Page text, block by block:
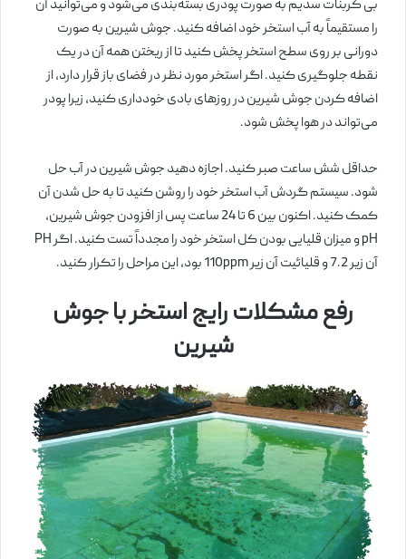
بی کربنات سدیم به صورت پودری بسته‌بندی می‌شود و می‌توانید آن
را مستقیماً به آب استخر خود اضافه کنید. جوش شیرین به صورت
دورانی بر روی سطح استخر پخش کنید تا از ریختن همه آن در یک
نقطه جلوگیری کنید. اگر استخر مورد نظر در فضای باز قرار دارد، از
اضافه کردن جوش شیرین در روزهای بادی خودداری کنید، زیرا پودر
می‌تواند در هوا پخش شود.
حداقل شش ساعت صبر کنید. اجازه دهید جوش شیرین در آب حل
شود. سیستم گردش آب استخر خود را روشن کنید تا به حل شدن آن
کمک کنید. اکنون بین 6 تا 24 ساعت پس از افزودن جوش شیرین،
pH و میزان قلیایی بودن کل استخر خود را مجدداً تست کنید. اگر PH
آن زیر 7.2 و قلیائیت آن زیر 110ppm بود، این مراحل را تکرار کنید.
رفع مشکلات رایج استخر با جوش
شیرین